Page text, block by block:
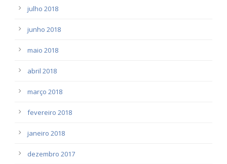
julho 2018
junho 2018
maio 2018
abril 2018
março 2018
fevereiro 2018
janeiro 2018
dezembro 2017